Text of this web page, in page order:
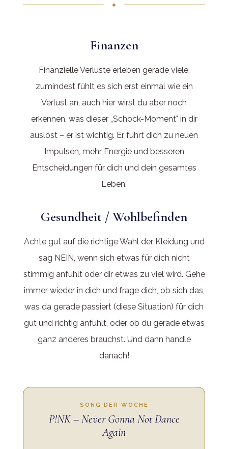
✦
Finanzen
Finanzielle Verluste erleben gerade viele,
zumindest fühlt es sich erst einmal wie ein
Verlust an, auch hier wirst du aber noch
erkennen, was dieser „Schock-Moment" in dir
auslöst – er ist wichtig. Er führt dich zu neuen
Impulsen, mehr Energie und besseren
Entscheidungen für dich und dein gesamtes
Leben.
Gesundheit / Wohlbefinden
Achte gut auf die richtige Wahl der Kleidung und
sag NEIN, wenn sich etwas für dich nicht
stimmig anfühlt oder dir etwas zu viel wird. Gehe
immer wieder in dich und frage dich, ob sich das,
was da gerade passiert (diese Situation) für dich
gut und richtig anfühlt, oder ob du gerade etwas
ganz anderes brauchst. Und dann handle
danach!
SONG DER WOCHE
P!NK – Never Gonna Not Dance
Again